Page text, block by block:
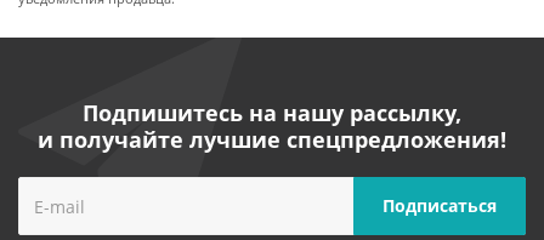
Подпишитесь на нашу рассылку,
и получайте лучшие спецпредложения!